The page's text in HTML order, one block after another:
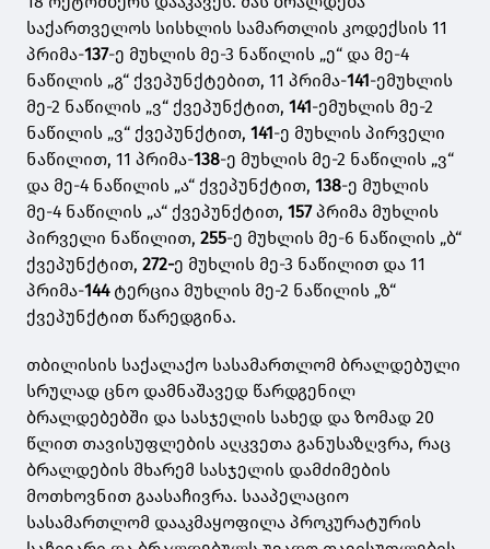
საქართველოს სისხლის სამართლის კოდექსის 11
პრიმა-137-ე მუხლის მე-3 ნაწილის „ე“ და მე-4
ნაწილის „გ“ ქვეპუნქტებით, 11 პრიმა-141-ემუხლის
მე-2 ნაწილის „ვ“ ქვეპუნქტით, 141-ემუხლის მე-2
ნაწილის „ვ“ ქვეპუნქტით, 141-ე მუხლის პირველი
ნაწილით, 11 პრიმა-138-ე მუხლის მე-2 ნაწილის „ვ“
და მე-4 ნაწილის „ა“ ქვეპუნქტით, 138-ე მუხლის
მე-4 ნაწილის „ა“ ქვეპუნქტით, 157პრიმა მუხლის
პირველი ნაწილით, 255-ე მუხლის მე-6 ნაწილის „ბ“
ქვეპუნქტით, 272-ე მუხლის მე-3 ნაწილით და 11
პრიმა-144 ტერცია მუხლის მე-2 ნაწილის „ზ“
ქვეპუნქტით წარედგინა.
თბილისის საქალაქო სასამართლომ ბრალდებული
სრულად ცნო დამნაშავედ წარდგენილ
ბრალდებებში და სასჯელის სახედ და ზომად 20
წლით თავისუფლების აღკვეთა განუსაზღვრა, რაც
ბრალდების მხარემ სასჯელის დამძიმების
მოთხოვნით გაასაჩივრა. სააპელაციო
სასამართლომ დააკმაყოფილა პროკურატურის